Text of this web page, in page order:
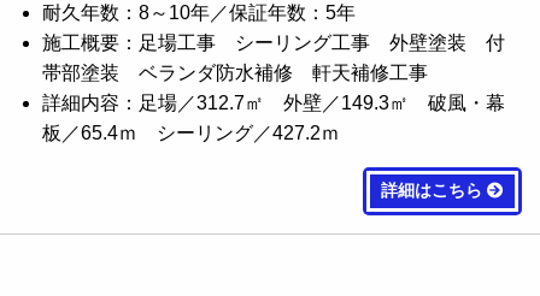
耐久年数：8～10年／保証年数：5年
施工概要：足場工事 シーリング工事 外壁塗装 付
帯部塗装 ベランダ防水補修 軒天補修工事
詳細内容：足場／312.7㎡ 外壁／149.3㎡ 破風・幕
板／65.4ｍ シーリング／427.2ｍ
詳細はこちら